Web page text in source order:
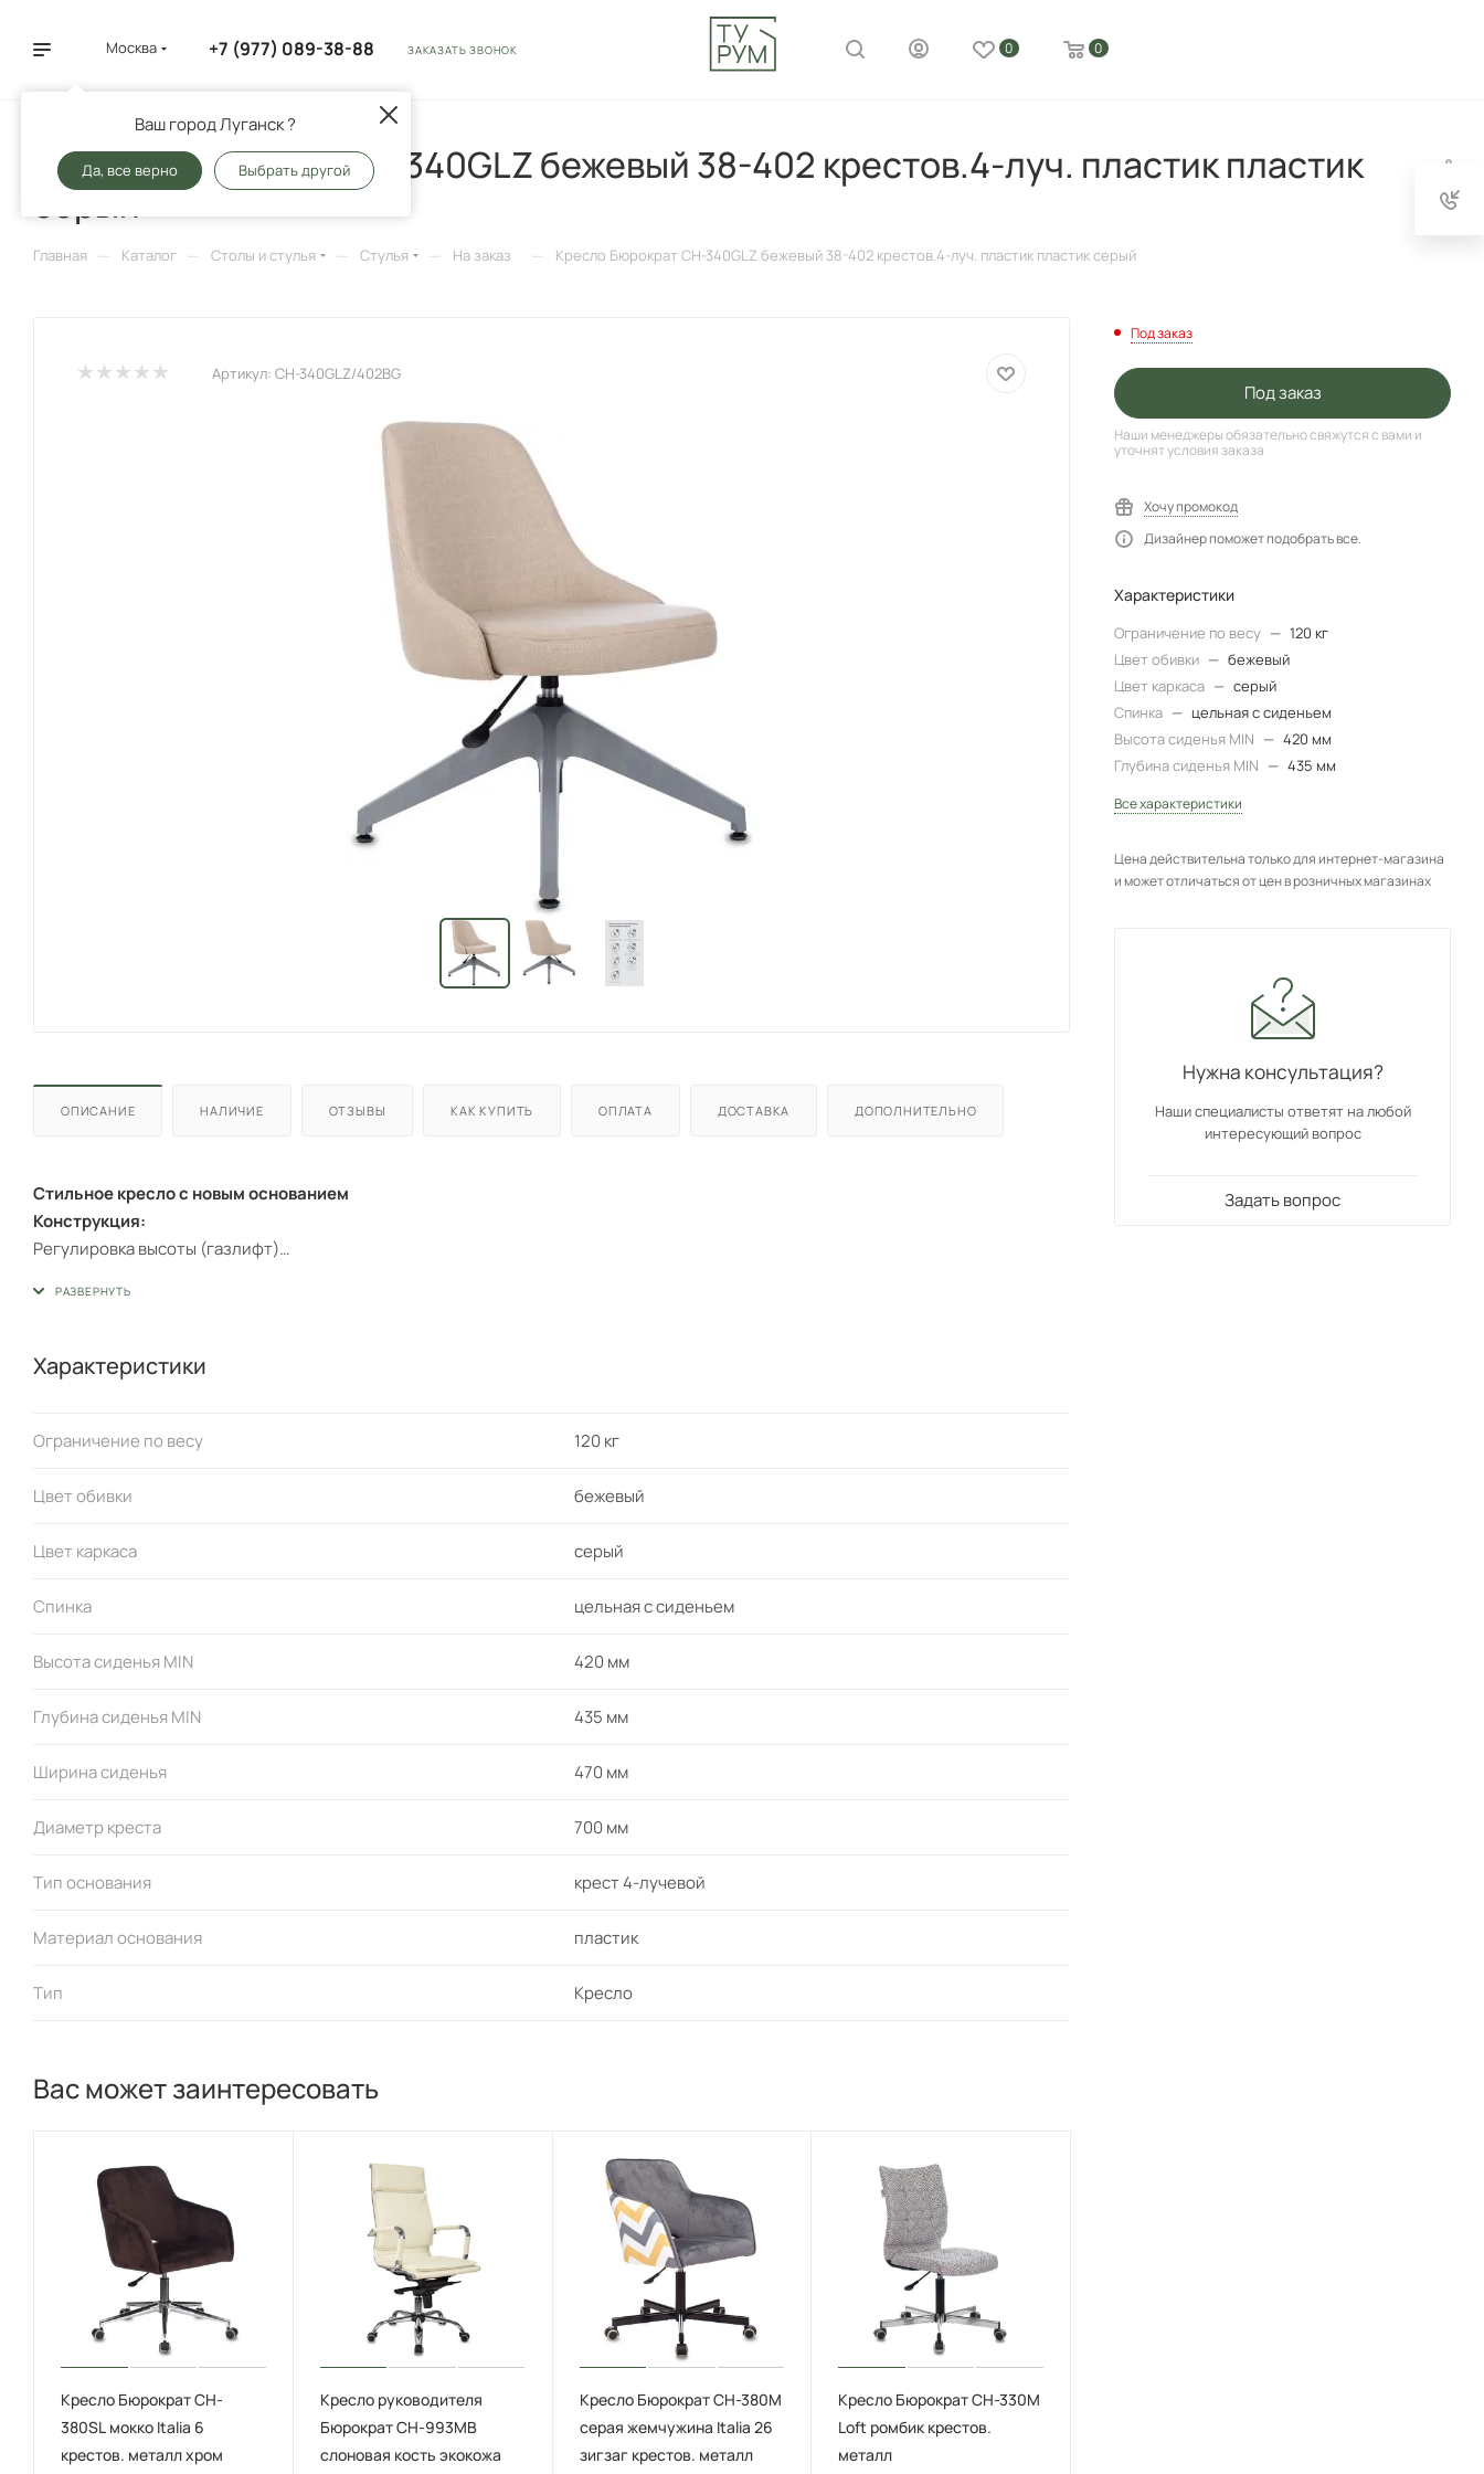
Москва
Ваш город Луганск ?
Да, все верно Выбрать другой
+7 (977) 089-38-88 ЗАКАЗАТЬ ЗВОНОК 0 0
Кресло Бюрократ CH-340GLZ бежевый 38-402 крестов.4-луч. пластик пластик
серый
Главная — Каталог — Столы и стулья — Стулья — На заказ — Кресло Бюрократ CH-340GLZ бежевый 38-402 крестов.4-луч. пластик пластик серый
Артикул: CH-340GLZ/402BG
ОПИСАНИЕ НАЛИЧИЕ ОТЗЫВЫ КАК КУПИТЬ ОПЛАТА ДОСТАВКА ДОПОЛНИТЕЛЬНО
Стильное кресло с новым основанием
Конструкция:
Регулировка высоты (газлифт)
Соответствует стандарту BIFMA
Гарантия: 24 мес.
Материал обивки:
масса: 9,60 кг
габариты (мм): 580 х 540 х 530
Характеристики
Ограничение по весу 120 кг
Цвет обивки бежевый
Цвет каркаса серый
Спинка цельная с сиденьем
Высота сиденья MIN 420 мм
Глубина сиденья MIN 435 мм
Ширина сиденья 470 мм
Диаметр креста 700 мм
Тип основания крест 4-лучевой
Материал основания пластик
Тип Кресло
Вас может заинтересовать
Кресло Бюрократ CH-
380SL мокко Italia 6
крестов. металл хром
Кресло руководителя
Бюрократ CH-993MB
слоновая кость экокожа
Кресло Бюрократ CH-380M
серая жемчужина Italia 26
зигзаг крестов. металл
Кресло Бюрократ CH-330M
Loft ромбик крестов.
металл
Под заказ
Под заказ
Наши менеджеры обязательно свяжутся с вами и
уточнят условия заказа
Хочу промокод
Дизайнер поможет подобрать все.
Характеристики
Ограничение по весу — 120 кг
Цвет обивки — бежевый
Цвет каркаса — серый
Спинка — цельная с сиденьем
Высота сиденья MIN — 420 мм
Глубина сиденья MIN — 435 мм
Все характеристики
Цена действительна только для интернет-магазина
и может отличаться от цен в розничных магазинах
Нужна консультация?
Наши специалисты ответят на любой
интересующий вопрос
Задать вопрос